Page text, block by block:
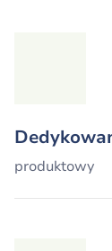
produktowy